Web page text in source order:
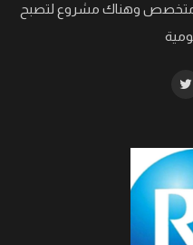
متخصص وهناك مشروع لتصبح